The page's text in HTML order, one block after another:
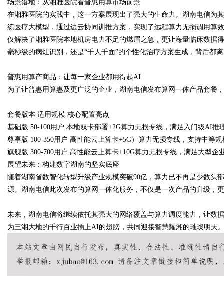
场景落地：从湘雅医院看普惠用算市场前景
在湘雅医院的实践中，这一方案展现出了强大的生命力。湖南电信为
练医疗大模型，通过边云协同训推方案，实现了远程算力无损调用算
仅解决了湘雅医院本地机房电力不足的燃眉之急，更让海量临床数据
毫秒级的病灶识别，还是“千人千面”的个性化治疗方案生成，背后都
普惠用算产商品：让每一家企业都用得起AI
为了让普惠用算惠及更广泛的企业，湖南电信发布算网一体产品套餐
套餐版本 适用规模 核心配置亮点
基础版 50-100用户 本地双卡部署+2G算力无损专线，满足入门级AI推
尊享版 100-350用户 高性能云上算卡+5G）算力无损专线，支持中等
旗舰版 300-700用户 高性能云上算卡+10G算力无损专线，满足大型企
展望未来：构建数字湖南的坚实底座
随着湖南省数智化转型升级产业规模突破90亿，算力已不再是少数头
源。湖南电信此次发布的算网一体化服务，不仅是一次产品的升级，
未来，湖南电信将继续依托其强大的网络覆盖与算力调度能力，让数
为三湘大地的千行百业插上AI的翅膀，共同迎接智慧耀湘的璀璨明天